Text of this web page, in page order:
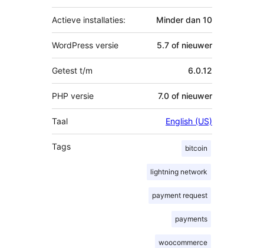
Actieve installaties: Minder dan 10
WordPress versie 5.7 of nieuwer
Getest t/m 6.0.12
PHP versie 7.0 of nieuwer
Taal English (US)
Tags bitcoin
lightning network
payment request
payments
woocommerce